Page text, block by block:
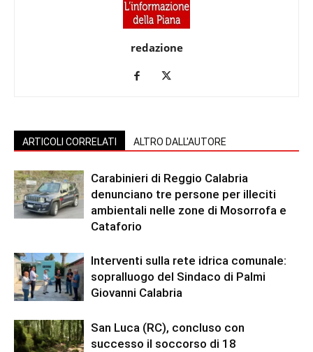
redazione
ARTICOLI CORRELATI ALTRO DALL'AUTORE
Carabinieri di Reggio Calabria
denunciano tre persone per illeciti
ambientali nelle zone di Mosorrofa e
Cataforio
Interventi sulla rete idrica comunale:
sopralluogo del Sindaco di Palmi
Giovanni Calabria
San Luca (RC), concluso con
successo il soccorso di 18